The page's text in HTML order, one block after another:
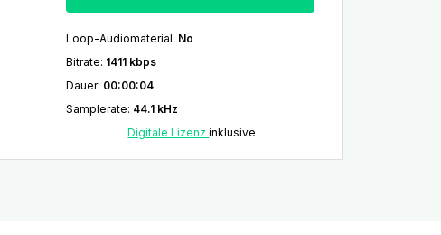
Loop-Audiomaterial: No
Bitrate: 1411 kbps
Dauer: 00:00:04
Samplerate: 44.1 kHz
Digitale Lizenzinklusive